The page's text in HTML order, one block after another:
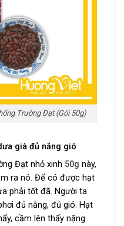
Trường Đạt (Gói 50g)
già đủ nắng gió
Đạt nhỏ xinh 50g này,
ra nó. Để có được hạt
phải tốt đã. Người ta
đủ nắng, đủ gió. Hạt
cầm lên thấy nặng